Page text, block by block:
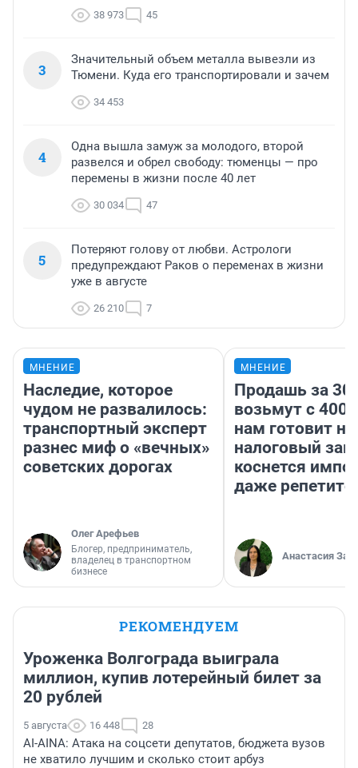
38 973 45
3
Значительный объем металла вывезли из
Тюмени. Куда его транспортировали и зачем
34 453
4
Одна вышла замуж за молодого, второй
развелся и обрел свободу: тюменцы — про
перемены в жизни после 40 лет
30 034 47
5
Потеряют голову от любви. Астрологи
предупреждают Раков о переменах в жизни
уже в августе
26 210 7
МНЕНИЕ
Наследие, которое
чудом не развалилось:
транспортный эксперт
разнес миф о «вечных»
советских дорогах
Олег Арефьев
Блогер, предприниматель,
владелец в транспортном
бизнесе
МНЕНИЕ
Продашь за
возьмут с
нам готовит
налоговый
коснется
даже
Анастасия
РЕКОМЕНДУЕМ
Уроженка Волгограда выиграла
миллион, купив лотерейный билет за
20 рублей
5 августа 16 448 28
AI-AINA: Атака на соцсети депутатов, бюджета вузов
не хватило лучшим и сколько стоит арбуз